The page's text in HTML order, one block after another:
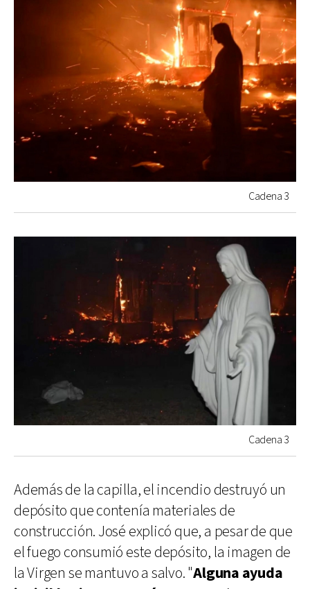
Cadena 3
Cadena 3
Además de la capilla, el incendio destruyó un
depósito que contenía materiales de
construcción. José explicó que, a pesar de que
el fuego consumió este depósito, la imagen de
la Virgen se mantuvo a salvo. "Alguna ayuda